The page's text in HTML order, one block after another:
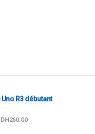
R3 débutant
DH260.00